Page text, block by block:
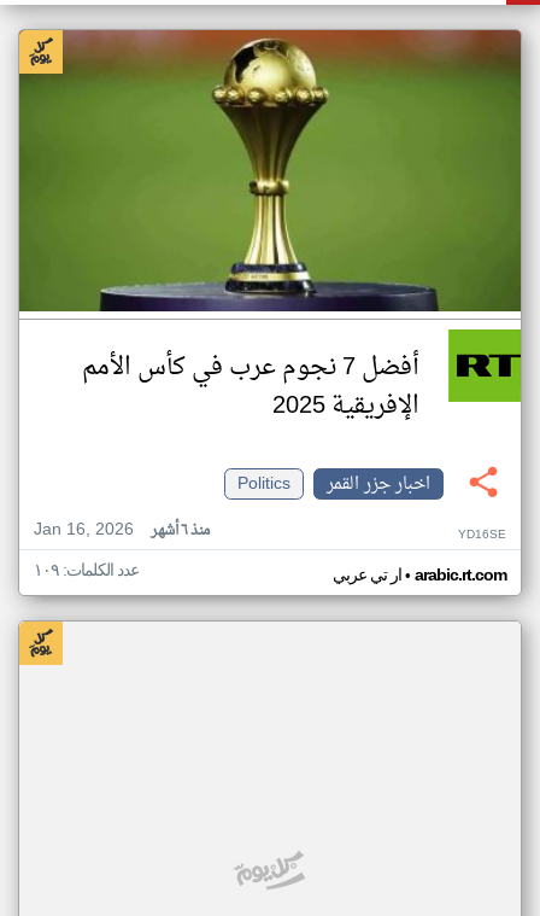
أفضل 7 نجوم عرب في كأس الأمم
الإفريقية 2025
اخبار جزر القمر
Politics
Jan 16, 2026
منذ ٦ أشهر YD16SE
ار تي عربي• arabic.rt.com عدد الكلمات: ١٠٩